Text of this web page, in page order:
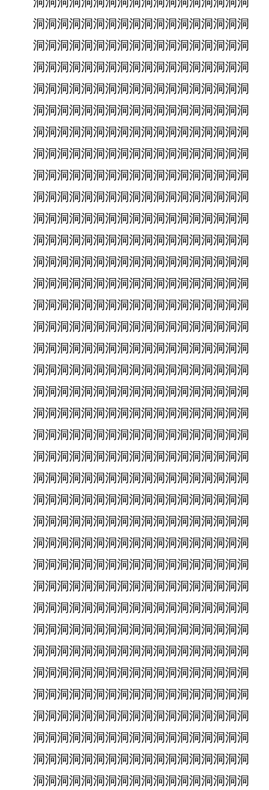
洞洞洞洞洞洞洞洞洞洞洞洞洞洞洞洞洞洞
洞洞洞洞洞洞洞洞洞洞洞洞洞洞洞洞洞洞
洞洞洞洞洞洞洞洞洞洞洞洞洞洞洞洞洞洞
洞洞洞洞洞洞洞洞洞洞洞洞洞洞洞洞洞洞
洞洞洞洞洞洞洞洞洞洞洞洞洞洞洞洞洞洞
洞洞洞洞洞洞洞洞洞洞洞洞洞洞洞洞洞洞
洞洞洞洞洞洞洞洞洞洞洞洞洞洞洞洞洞洞
洞洞洞洞洞洞洞洞洞洞洞洞洞洞洞洞洞洞
洞洞洞洞洞洞洞洞洞洞洞洞洞洞洞洞洞洞
洞洞洞洞洞洞洞洞洞洞洞洞洞洞洞洞洞洞
洞洞洞洞洞洞洞洞洞洞洞洞洞洞洞洞洞洞
洞洞洞洞洞洞洞洞洞洞洞洞洞洞洞洞洞洞
洞洞洞洞洞洞洞洞洞洞洞洞洞洞洞洞洞洞
洞洞洞洞洞洞洞洞洞洞洞洞洞洞洞洞洞洞
洞洞洞洞洞洞洞洞洞洞洞洞洞洞洞洞洞洞
洞洞洞洞洞洞洞洞洞洞洞洞洞洞洞洞洞洞
洞洞洞洞洞洞洞洞洞洞洞洞洞洞洞洞洞洞
洞洞洞洞洞洞洞洞洞洞洞洞洞洞洞洞洞洞
洞洞洞洞洞洞洞洞洞洞洞洞洞洞洞洞洞洞
洞洞洞洞洞洞洞洞洞洞洞洞洞洞洞洞洞洞
洞洞洞洞洞洞洞洞洞洞洞洞洞洞洞洞洞洞
洞洞洞洞洞洞洞洞洞洞洞洞洞洞洞洞洞洞
洞洞洞洞洞洞洞洞洞洞洞洞洞洞洞洞洞洞
洞洞洞洞洞洞洞洞洞洞洞洞洞洞洞洞洞洞
洞洞洞洞洞洞洞洞洞洞洞洞洞洞洞洞洞洞
洞洞洞洞洞洞洞洞洞洞洞洞洞洞洞洞洞洞
洞洞洞洞洞洞洞洞洞洞洞洞洞洞洞洞洞洞
洞洞洞洞洞洞洞洞洞洞洞洞洞洞洞洞洞洞
洞洞洞洞洞洞洞洞洞洞洞洞洞洞洞洞洞洞
洞洞洞洞洞洞洞洞洞洞洞洞洞洞洞洞洞洞
洞洞洞洞洞洞洞洞洞洞洞洞洞洞洞洞洞洞
洞洞洞洞洞洞洞洞洞洞洞洞洞洞洞洞洞洞
洞洞洞洞洞洞洞洞洞洞洞洞洞洞洞洞洞洞
洞洞洞洞洞洞洞洞洞洞洞洞洞洞洞洞洞洞
洞洞洞洞洞洞洞洞洞洞洞洞洞洞洞洞洞洞
洞洞洞洞洞洞洞洞洞洞洞洞洞洞洞洞洞洞